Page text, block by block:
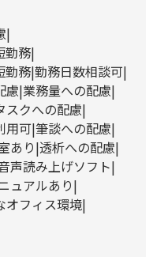
勤務
勤務 勤務日数相談可
慮 業務量への配慮
スクへの配慮
用可 筆談への配慮
あり 透析への配慮
声読み上げソフト
ュアルあり
オフィス環境